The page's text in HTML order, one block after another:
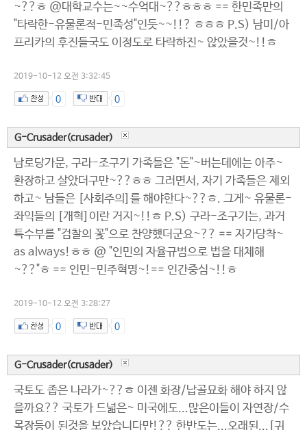
~??ㅎ @대학교수는~~수억대~??ㅎㅎㅎ == 한민족만의
"타락한-유물론적-민족성"인듯~~!!? ㅎㅎㅎ P.S) 남미/아
프리카의 후진들국도 이정도로 타락하진~ 않았을것~!!ㅎ
2019-10-12 오전 3:32:45
0 0
G-Crusader(crusader)
남로당가문, 구라-조구기 가족들은 "돈"~버는데에는 아주~
환장하고 살았더구만~??ㅎㅎ 그러면서, 자기 가족들은 제외
하고~ 남들은 [사회주의]를 해야한다~??ㅎ. 그게~ 유물론-
좌익들의 [개혁]이란 거지~!!ㅎ P.S) 구라-조구기는, 과거
특수부를 "검찰의 꽃"으로 찬양했더군요~?? == 자가당착~
as always!ㅎㅎ @ "인민의 자율규범으로 법을 대체해
~??"ㅎ == 인민-민주혁명~!== 인간중심~!!ㅎ
2019-10-12 오전 3:28:27
0 0
G-Crusader(crusader)
국토도 좁은 나라가~??ㅎ 이젠 화장/납골묘화 해야 하지 않
을까요?? 국토가 드넓은~ 미국에도...많은이들이 자연장/수
목장등이 된것을 보았습니다만!?? 한반도는...오래된...[귀